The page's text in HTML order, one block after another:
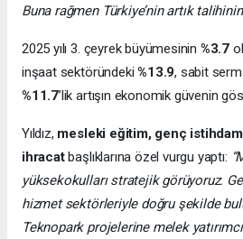
Buna rağmen Türkiye’nin artık
2025 yılı 3. çeyrek büyümesinin %3.7
inşaat sektöründeki%13.9, sabit
%11.7’lik artışın ekonomik güvenin
Yıldız, mesleki eğitim, genç
ihracatbaşlıklarına özel vurgu yaptı:
yüksekokulları stratejik görüyoruz.
hizmet sektörleriyle doğru şekilde
Teknopark projelerine melek